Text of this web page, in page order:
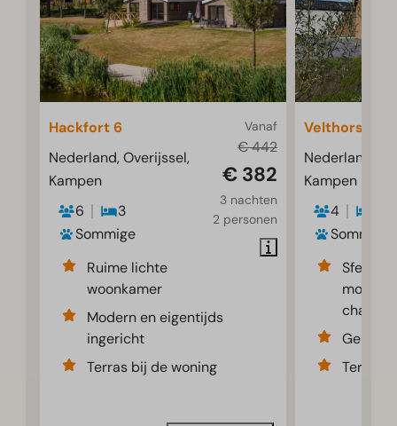
Vanaf
€ 442
€ 382
3 nachten
2 personen
Hackfort 6
Nederland, Overijssel,
Kampen
6
3
Sommige
Ruime lichte
woonkamer
Modern en eigentijds
ingericht
Terras bij de woning
Velthorst 4
Nederland,
Kampen
4
Sommige
chalet
Terras